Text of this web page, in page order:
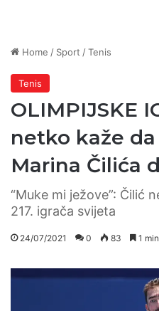
Home / Sport /Tenis
Tenis
OLIMPIJSKE
netko kaže
Marina Čilića
“Muke mi ježove”: Čilić
217. igrača svijeta
24/07/2021 0 83 1